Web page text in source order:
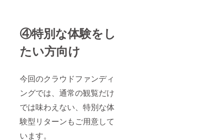
④特別な体験をし
たい方向け
今回のクラウドファンディ
ングでは、通常の観覧だけ
では味わえない、特別な体
験型リターンもご用意して
います。